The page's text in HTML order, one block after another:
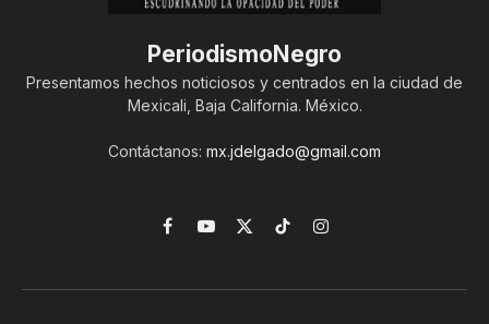
PeriodismoNegro
Presentamos hechos noticiosos y centrados en la ciudad de
Mexicali, Baja California. México.
Contáctanos: mx.jdelgado@gmail.com
Facebook
YouTube
X
TikTokInstagram